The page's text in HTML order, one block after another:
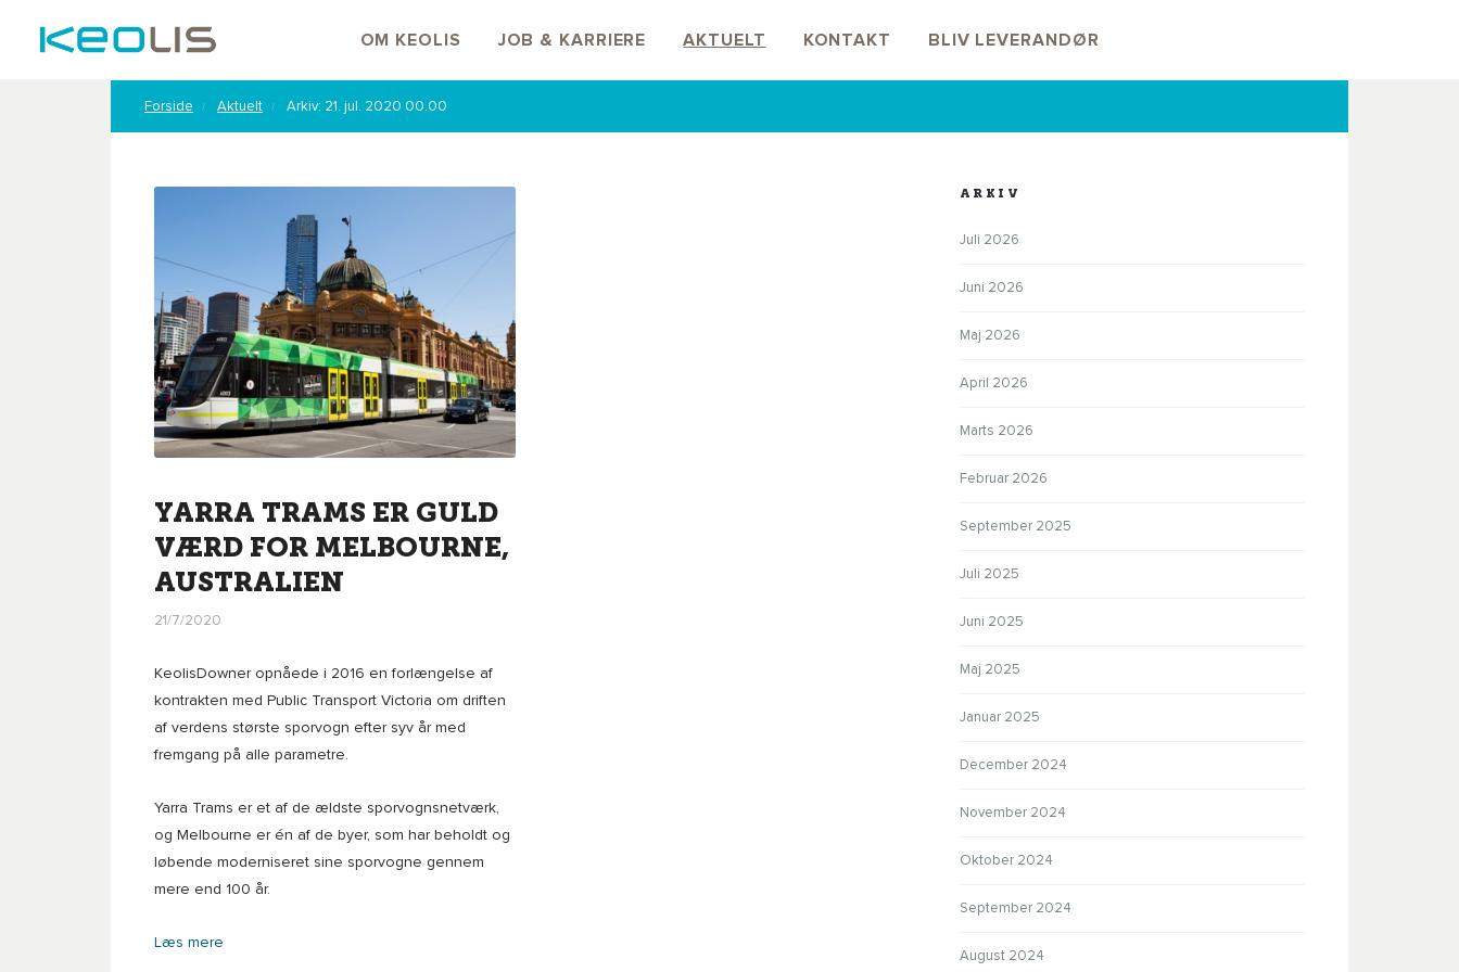
OM KEOLIS JOB & KARRIERE AKTUELT KONTAKT BLIV LEVERANDØR
Forside Aktuelt Arkiv: 21. jul. 2020 00.00
YARRA TRAMS ER GULD
VÆRD FOR MELBOURNE,
AUSTRALIEN
21/7/2020
KeolisDowner opnåede i 2016 en forlængelse af
kontrakten med Public Transport Victoria om driften
af verdens største sporvogn efter syv år med
fremgang på alle parametre.
Yarra Trams er et af de ældste sporvognsnetværk,
og Melbourne er én af de byer, som har beholdt og
løbende moderniseret sine sporvogne gennem
mere end 100 år.
Læs mere
ARKIV
Juli 2026
Juni 2026
Maj 2026
April 2026
Marts 2026
Februar 2026
September 2025
Juli 2025
Juni 2025
Maj 2025
Januar 2025
December 2024
November 2024
Oktober 2024
September 2024
August 2024